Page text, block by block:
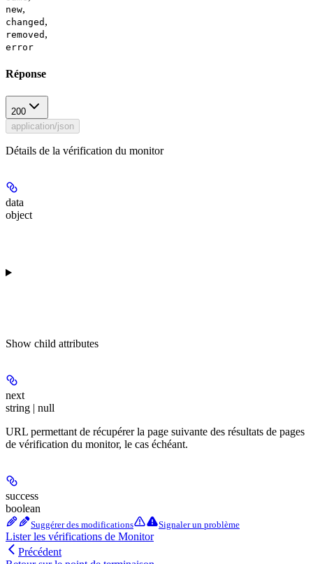
new,
changed ,
removed ,
error
Réponse
200
application/json
Détails de la vérification du monitor
data
object
Show child attributes
next
string | null
URL permettant de récupérer la page suivante des résultats de pages
de vérification du monitor, le cas échéant.
success
boolean
Suggérer des modifications Signaler un problème
Lister les vérifications de Monitor
Précédent